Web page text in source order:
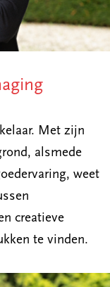
Met zijn
alsmede
weet
creatieve
te vinden.